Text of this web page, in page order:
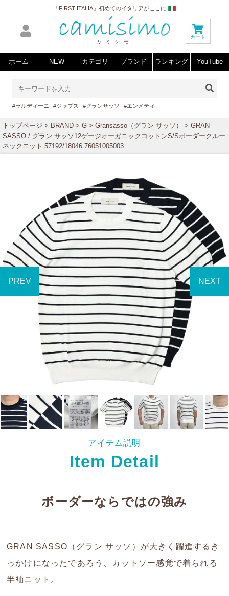
「FIRST ITALIA」初めてのイタリアがここに
カミシモ
カート
ホーム NEW カテゴリ ブランド ランキング YouTube
#ラルディーニ #ジャブス #グランサッソ #エンメティ
トップページ > BRAND > G > Gransasso（グラン サッソ）
> GRAN
SASSO / グラン サッソ12ゲージオーガニックコットンS/Sボーダークルー
ネックニット 57192/18046 76051005003
アイテム説明
Item Detail
ボーダーならではの強み
GRAN SASSO（グラン サッソ）が大きく躍進するき
っかけになったであろう、カットソー感覚で着られる
半袖ニット。